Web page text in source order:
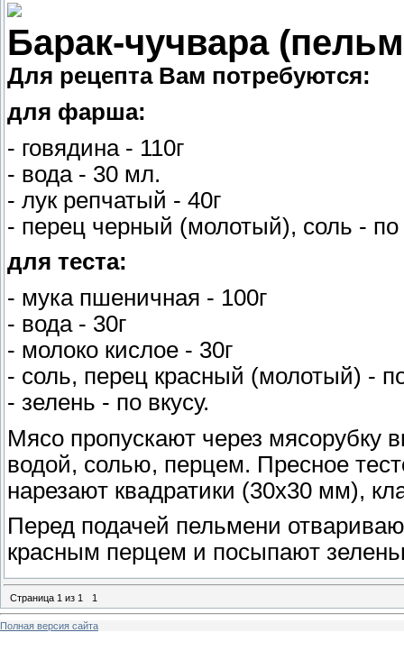
Барак-чучвара
Для рецепта Вам потребуются:
для фарша:
- говядина - 110г
- вода - 30 мл.
- лук репчатый - 40г
- перец черный (молотый), соль - по
для теста:
- мука пшеничная - 100г
- вода - 30г
- молоко кислое - 30г
- соль, перец красный (молотый) -
- зелень - по вкусу.
Мясо пропускают через мясорубку
водой, солью, перцем. Пресное
нарезают квадратики (30х30 мм),
Перед подачей пельмени
красным перцем и посыпают
Страница 1 из 1 1
Полная версия сайта